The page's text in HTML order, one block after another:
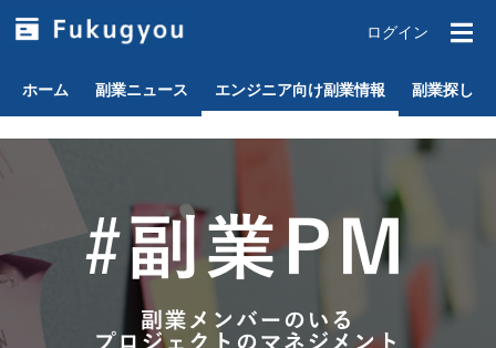
ログイン
ホーム 副業ニュース エンジニア向け副業情報 副業探し